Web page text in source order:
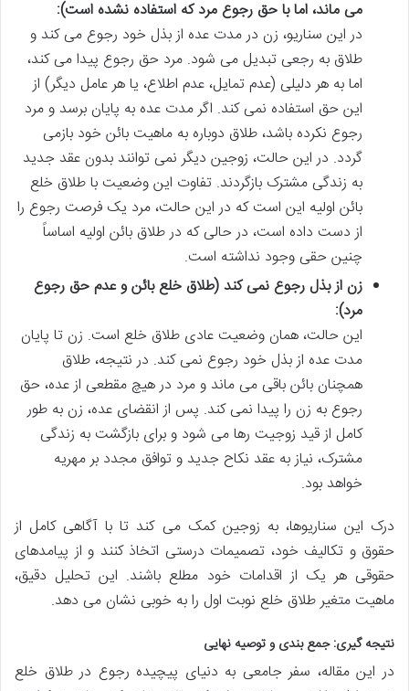
می ماند، اما با حق رجوع مرد که استفاده نشده است):
در این سناریو، زن در مدت عده از بذل خود رجوع می کند و
طلاق به رجعی تبدیل می شود. مرد حق رجوع پیدا می کند،
اما به هر دلیلی (عدم تمایل، عدم اطلاع، یا هر عامل دیگر) از
این حق استفاده نمی کند. اگر مدت عده به پایان برسد و مرد
رجوع نکرده باشد، طلاق دوباره به ماهیت بائن خود بازمی
گردد. در این حالت، زوجین دیگر نمی توانند بدون عقد جدید
به زندگی مشترک بازگردند. تفاوت این وضعیت با طلاق خلع
بائن اولیه این است که در این حالت، مرد یک فرصت رجوع را
از دست داده است، در حالی که در طلاق بائن اولیه اساساً
چنین حقی وجود نداشته است.
زن از بذل رجوع نمی کند (طلاق خلع بائن و عدم حق رجوع
مرد):
این حالت، همان وضعیت عادی طلاق خلع است. زن تا پایان
مدت عده از بذل خود رجوع نمی کند. در نتیجه، طلاق
همچنان بائن باقی می ماند و مرد در هیچ مقطعی از عده، حق
رجوع به زن را پیدا نمی کند. پس از انقضای عده، زن به طور
کامل از قید زوجیت رها می شود و برای بازگشت به زندگی
مشترک، نیاز به عقد نکاح جدید و توافق مجدد بر مهریه
خواهد بود.
درک این سناریوها، به زوجین کمک می کند تا با آگاهی کامل از
حقوق و تکالیف خود، تصمیمات درستی اتخاذ کنند و از پیامدهای
حقوقی هر یک از اقدامات خود مطلع باشند. این تحلیل دقیق،
ماهیت متغیر طلاق خلع نوبت اول را به خوبی نشان می دهد.
نتیجه گیری: جمع بندی و توصیه نهایی
در این مقاله، سفر جامعی به دنیای پیچیده رجوع در طلاق خلع